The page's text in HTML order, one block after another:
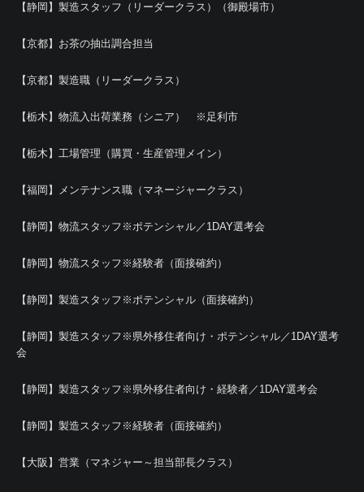
【静岡】製造スタッフ（リーダークラス）（御殿場市）
【京都】お茶の抽出調合担当
【京都】製造職（リーダークラス）
【栃木】物流入出荷業務（シニア） ※足利市
【栃木】工場管理（購買・生産管理メイン）
【福岡】メンテナンス職（マネージャークラス）
【静岡】物流スタッフ※ポテンシャル／1DAY選考会
【静岡】物流スタッフ※経験者（面接確約）
【静岡】製造スタッフ※ポテンシャル（面接確約）
【静岡】製造スタッフ※県外移住者向け・ポテンシャル／1DAY選考
会
【静岡】製造スタッフ※県外移住者向け・経験者／1DAY選考会
【静岡】製造スタッフ※経験者（面接確約）
【大阪】営業（マネジャー～担当部長クラス）